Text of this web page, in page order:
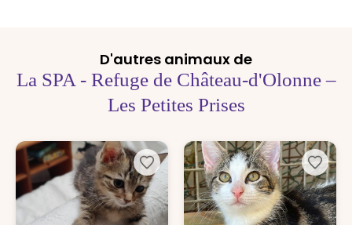
D'autres animaux de
La SPA - Refuge de Château-d'Olonne –
Les Petites Prises